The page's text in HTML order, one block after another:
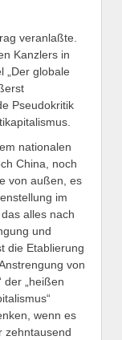
veranlaßte.
Kanzlers in
„Der globale
Pseudokritik
nationalen
China, noch
von außen, es
im
alles nach
und
die Etablierung
von
der „heißen
wenn es
zehntausend